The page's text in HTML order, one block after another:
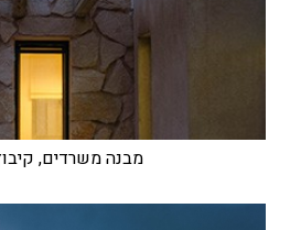
מבנה משרדים,